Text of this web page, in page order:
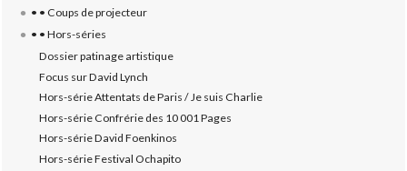
• • Coups de projecteur
• • Hors-séries
Dossier patinage artistique
Focus sur David Lynch
Hors-série Attentats de Paris / Je suis Charlie
Hors-série Confrérie des 10 001 Pages
Hors-série David Foenkinos
Hors-série Festival Ochapito